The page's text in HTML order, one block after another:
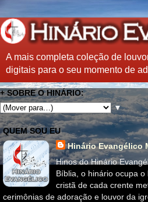
A mais completa coleção de
digitais para o seu momento de
+ SOBRE O HINÁRIO:
▼
QUEM SOU EU
Hinário Evangélico
Hinos do Hinário
Bíblia, o hinário ocupa
cristã de cada crente
cerimônias de adoração e louvor da